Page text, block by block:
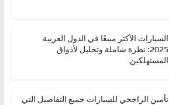
السيارات الأكثر مبيعًا في الدول العربية
2025: نظرة شاملة وتحليل لأذواق
المستهلكين
تأمين الراجحي للسيارات جميع التفاصيل التي